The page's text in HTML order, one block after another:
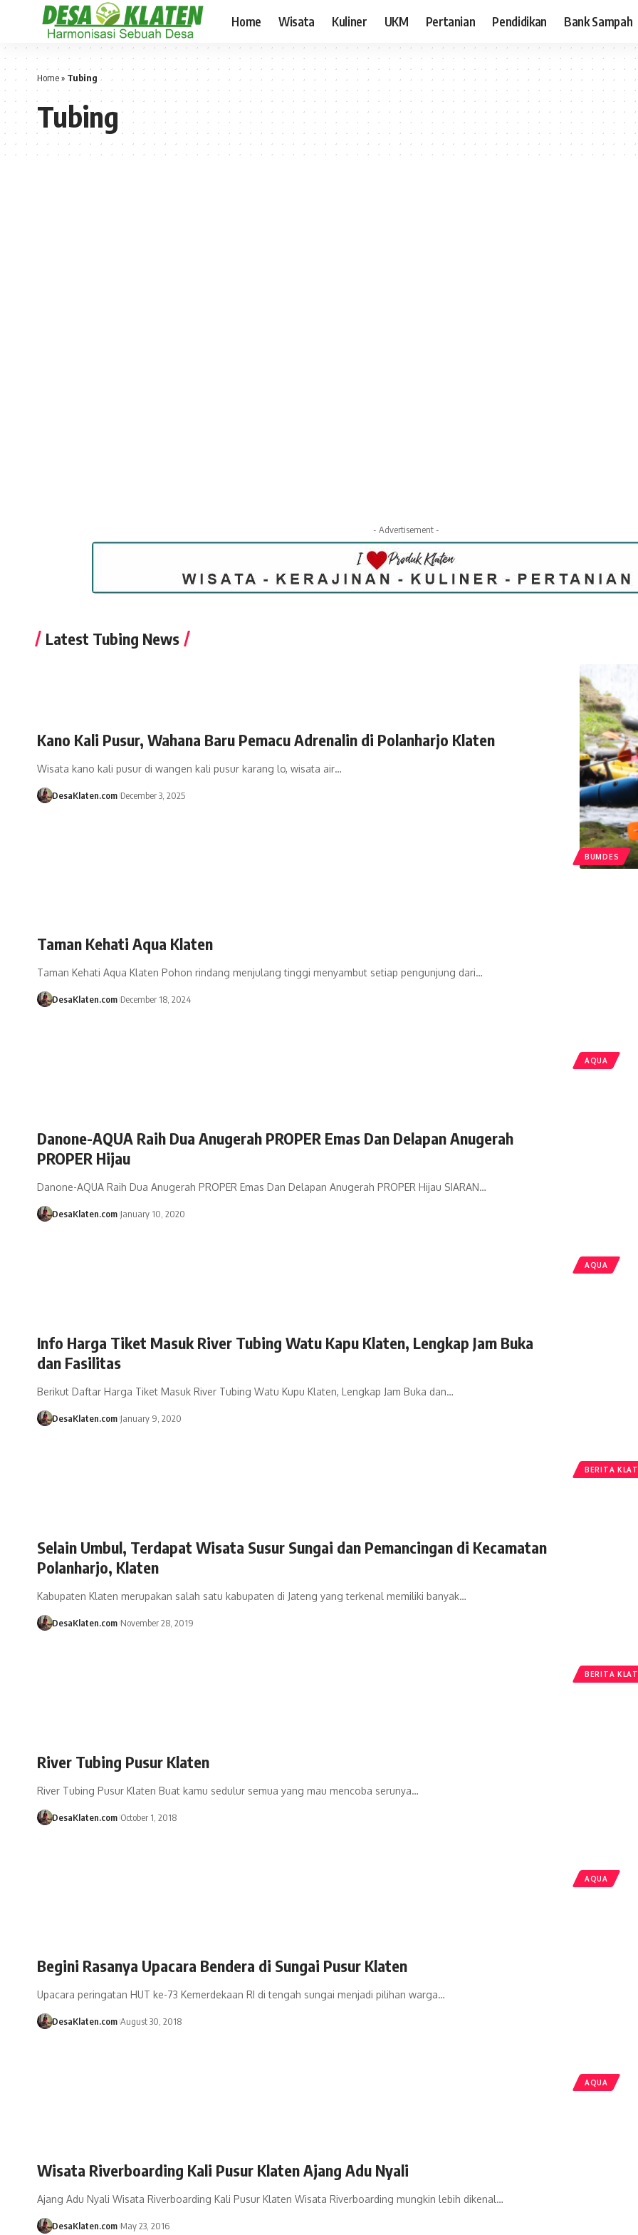
Home Wisata Kuliner UKM Pertanian Pendidikan Bank Sampah
Home» Tubing
Tubing
- Advertisement -
Latest Tubing News
BUMDES
Kano Kali Pusur, Wahana Baru Pemacu Adrenalin di Polanharjo Klaten
Wisata kano kali pusur di wangen kali pusur karang lo, wisata air…
DesaKlaten.com December 3, 2025
AQUA
Taman Kehati Aqua Klaten
Taman Kehati Aqua Klaten Pohon rindang menjulang tinggi menyambut setiap pengunjung dari…
DesaKlaten.com December 18, 2024
AQUA
Danone-AQUA Raih Dua Anugerah PROPER Emas Dan Delapan Anugerah
PROPER Hijau
Danone-AQUA Raih Dua Anugerah PROPER Emas Dan Delapan Anugerah PROPER Hijau SIARAN…
DesaKlaten.com January 10, 2020
BERITA
Info Harga Tiket Masuk River Tubing Watu Kapu Klaten, Lengkap Jam Buka
dan Fasilitas
Berikut Daftar Harga Tiket Masuk River Tubing Watu Kupu Klaten, Lengkap Jam Buka dan…
DesaKlaten.com January 9, 2020
BERITA
Selain Umbul, Terdapat Wisata Susur Sungai dan Pemancingan di Kecamatan
Polanharjo, Klaten
Kabupaten Klaten merupakan salah satu kabupaten di Jateng yang terkenal memiliki banyak…
DesaKlaten.com November 28, 2019
AQUA
River Tubing Pusur Klaten
River Tubing Pusur Klaten Buat kamu sedulur semua yang mau mencoba serunya…
DesaKlaten.com October 1, 2018
AQUA
Begini Rasanya Upacara Bendera di Sungai Pusur Klaten
Upacara peringatan HUT ke-73 Kemerdekaan RI di tengah sungai menjadi pilihan warga…
DesaKlaten.com August 30, 2018
Wisata Riverboarding Kali Pusur Klaten Ajang Adu Nyali
Ajang Adu Nyali Wisata Riverboarding Kali Pusur Klaten Wisata Riverboarding mungkin lebih dikenal…
DesaKlaten.com May 23, 2016